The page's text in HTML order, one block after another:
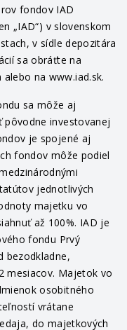
fondov IAD
„IAD“) v slovenskom
v sídle depozitára
sa obráťte na
na www.iad.sk.
sa môže aj
pôvodne investovanej
je spojené aj
fondov môže podiel
jednotlivých
majetku vo
až 100%. IAD je
fondu Prvý
bezodkladne,
mesiacov. Majetok vo
osobitného
vrátane
do majetkových